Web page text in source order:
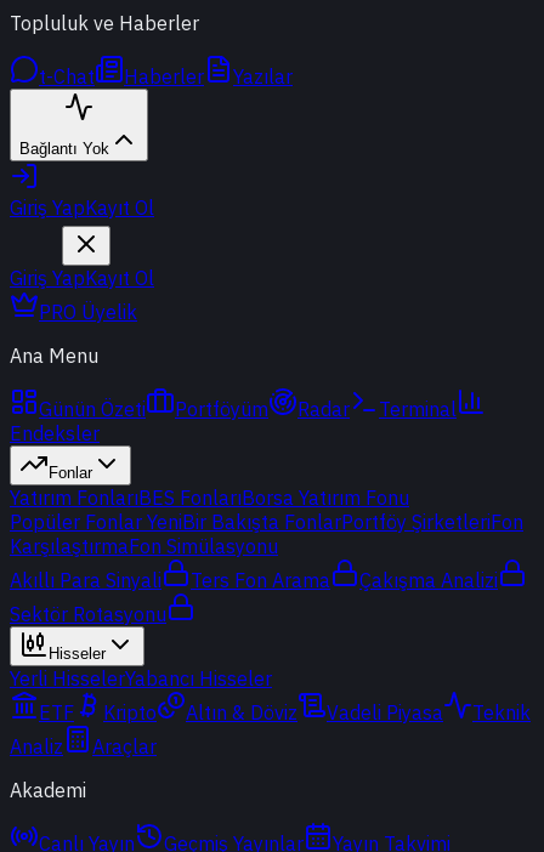
Topluluk ve Haberler
t-Chat Haberler Yazılar
Bağlantı Yok
Giriş YapKayıt Ol
Giriş YapKayıt Ol
PRO Üyelik
Ana Menu
Günün Özeti Portföyüm Radar
Terminal
Endeksler
Fonlar
Yatırım FonlarıBES FonlarıBorsa Yatırım Fonu
Popüler Fonlar YeniBir Bakışta FonlarPortföy ŞirketleriFon
KarşılaştırmaFon Simülasyonu
Akıllı Para Sinyali
Ters Fon Arama
Çakışma Analizi
Sektör Rotasyonu
Hisseler
Yerli HisselerYabancı Hisseler
ETF
Kripto Altın & Döviz Vadeli Piyasa
Teknik
Analiz
Araçlar
Akademi
Canlı Yayın Geçmiş Yayınlar
Yayın Takvimi